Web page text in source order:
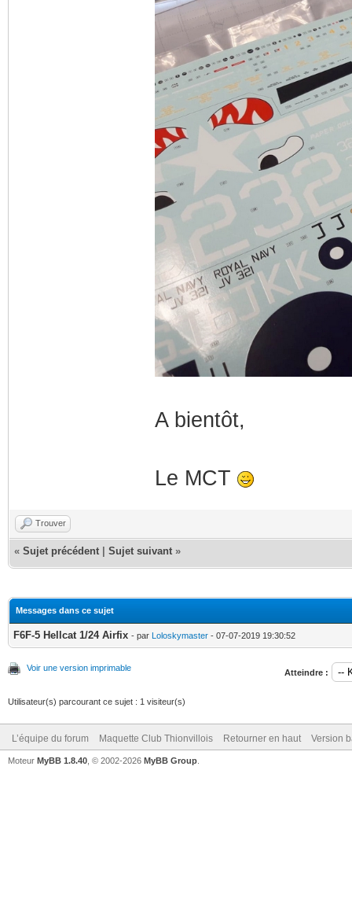
A bientôt,
Le MCT
Trouver
« Sujet précédent Sujet suivant »
Messages dans ce sujet
F6F-5 Hellcat 1/24 Airfix - par Loloskymaster - 07-07-2019 19:30:52
Voir une version imprimable Atteindre :
Utilisateur(s) parcourant ce sujet : 1 visiteur(s)
L’équipe du forum Maquette Club Thionvillois Retourner en haut Version
Moteur MyBB 1.8.40 , © 2002-2026 MyBB Group